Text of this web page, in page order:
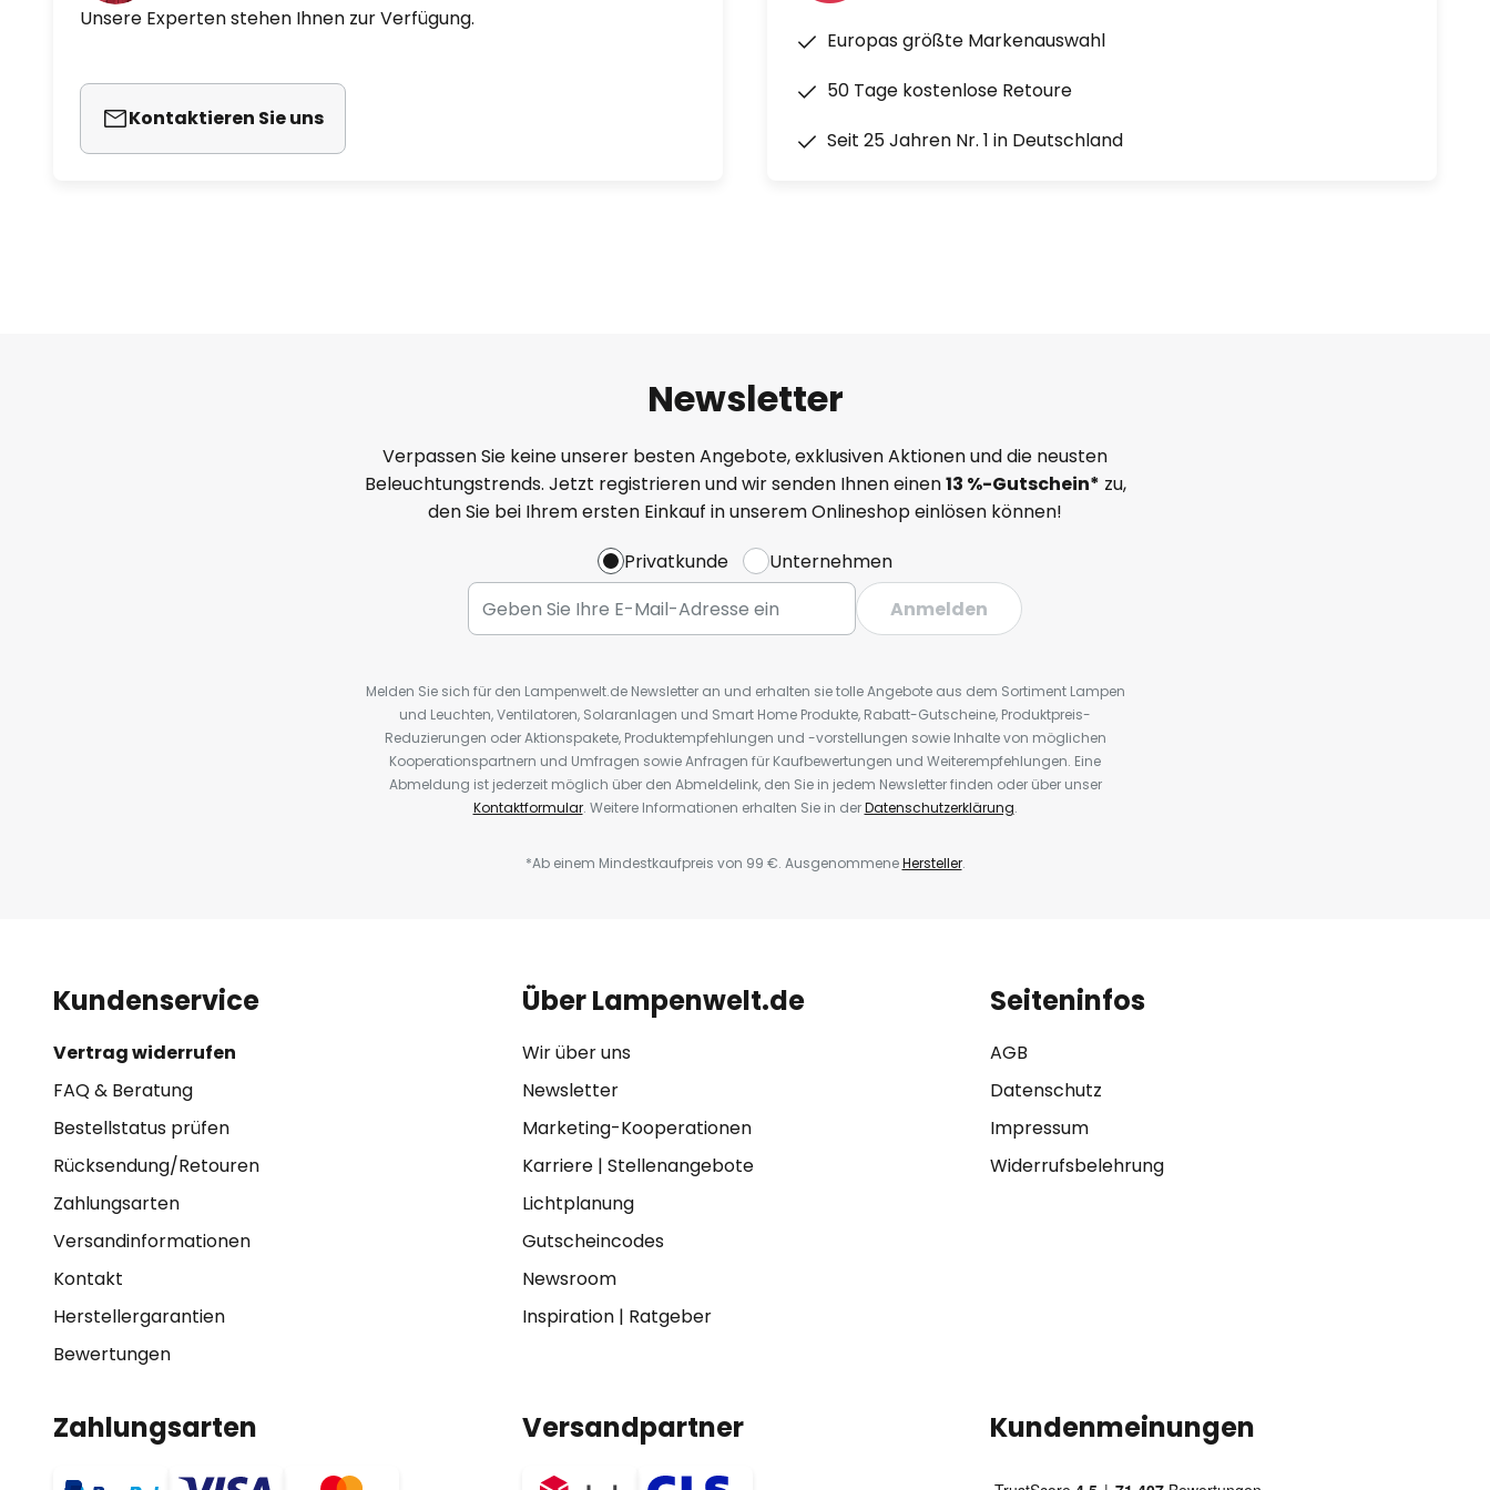
Leuchtenserie wurde in Deutschland entwickelt und patentiert
Zukunftsweisende Lichttechnik wird mit den OLEDs in der
Tischleuchte sichergestellt. Zwischen zwei stromleitenden
Unsere Experten stehen Ihnen zur Verfügung.
Kontaktieren Sie uns
Europas größte Markenauswahl
50 Tage kostenlose Retoure
Seit 25 Jahren Nr. 1 in Deutschland
Newsletter
Verpassen Sie keine unserer besten Angebote, exklusiven Aktionen und die neusten
Beleuchtungstrends. Jetzt registrieren und wir senden Ihnen einen13 %-Gutschein* zu,
den Sie bei Ihrem ersten Einkauf in unserem Onlineshop einlösen können!
Privatkunde
Unternehmen
Anmelden
Melden Sie sich für den Lampenwelt.de Newsletter an und erhalten sie tolle Angebote aus dem Sortiment Lampen
und Leuchten, Ventilatoren, Solaranlagen und Smart Home Produkte, Rabatt-Gutscheine, Produktpreis-
Reduzierungen oder Aktionspakete, Produktempfehlungen und -vorstellungen sowie Inhalte von möglichen
Kooperationspartnern und Umfragen sowie Anfragen für Kaufbewertungen und Weiterempfehlungen. Eine
Abmeldung ist jederzeit möglich über den Abmeldelink, den Sie in jedem Newsletter finden oder über unser
Kontaktformular. Weitere Informationen erhalten Sie in derDatenschutzerklärung.
*Ab einem Mindestkaufpreis von 99 €. AusgenommeneHersteller.
Kundenservice
Vertrag widerrufen
FAQ & Beratung
Bestellstatus prüfen
Rücksendung/Retouren
Zahlungsarten
Versandinformationen
Kontakt
Herstellergarantien
Bewertungen
Über Lampenwelt.de
Wir über uns
Newsletter
Marketing-Kooperationen
Karriere| Stellenangebote
Lichtplanung
Gutscheincodes
Newsroom
Inspiration| Ratgeber
Seiteninfos
AGB
Datenschutz
Impressum
Widerrufsbelehrung
Zahlungsarten Versandpartner Kundenmeinungen